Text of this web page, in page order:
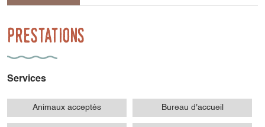
Prestations
Services
Animaux acceptés Bureau d'accueil